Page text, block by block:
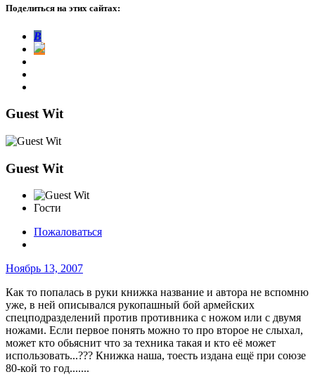
Поделиться на этих сайтах:
В
Guest Wit
Guest Wit
Гости
Пожаловаться
Ноябрь 13, 2007
Как то попалась в руки книжка название и автора не вспомню
уже, в ней описывался рукопашный бой армейских
спецподразделений против противника с ножом или с двумя
ножами. Если первое понять можно то про второе не слыхал,
может кто обьяснит что за техника такая и кто её может
использовать...??? Книжка наша, тоесть издана ещё при союзе
80-кой то год.......